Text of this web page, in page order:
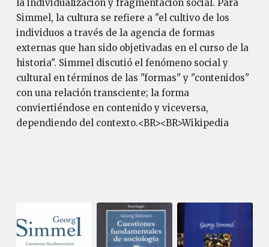
la individualización y fragmentación social. Para
Simmel, la cultura se refiere a "el cultivo de los
individuos a través de la agencia de formas
externas que han sido objetivadas en el curso de la
historia". Simmel discutió el fenómeno social y
cultural en términos de las "formas" y "contenidos"
con una relación transciente; la forma
conviertiéndose en contenido y viceversa,
dependiendo del contexto.<BR><BR>Wikipedia